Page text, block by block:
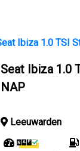
Seat Ibiza 1.0
NAP
Leeuwarden